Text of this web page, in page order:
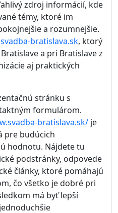
zdroj informácií, kde
témy, ktoré im
a rozumnejšie.
svadba-bratislava.sk, ktorý
a pri Bratislave z
aj praktických
stránku s
formulárom.
bratislava.sk/ je
pre budúcich
hodnotu. Nájdete tu
podstránky, odpovede
články, ktoré pomáhajú
čo všetko je dobré pri
má byť lepší